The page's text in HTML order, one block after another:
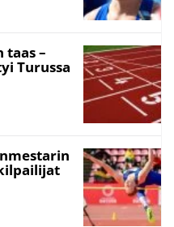
taas –
Turussa